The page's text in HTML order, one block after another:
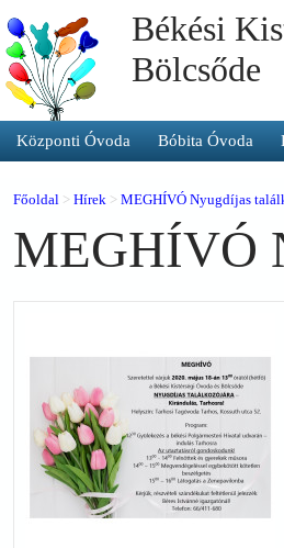
Békési
Bölcsőde
Központi Óvoda Bóbita Óvoda
Főoldal > Hírek > MEGHÍVÓ Nyugdíjas
MEGHÍVÓ